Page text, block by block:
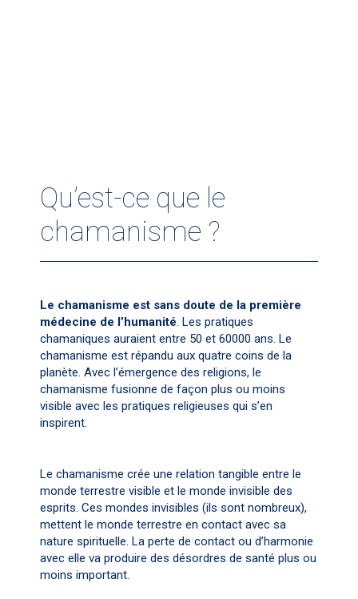
Qu’est-ce que le
chamanisme ?
Le chamanisme est sans doute de la première
médecine de l’humanité. Les pratiques
chamaniques auraient entre 50 et 60000 ans. Le
chamanisme est répandu aux quatre coins de la
planète. Avec l’émergence des religions, le
chamanisme fusionne de façon plus ou moins
visible avec les pratiques religieuses qui s’en
inspirent.
Le chamanisme crée une relation tangible entre le
monde terrestre visible et le monde invisible des
esprits. Ces mondes invisibles (ils sont nombreux),
mettent le monde terrestre en contact avec sa
nature spirituelle. La perte de contact ou d’harmonie
avec elle va produire des désordres de santé plus ou
moins important.